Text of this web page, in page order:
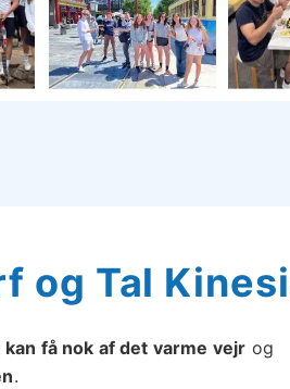
og Tal
kan få nok af det varme vejr og
.